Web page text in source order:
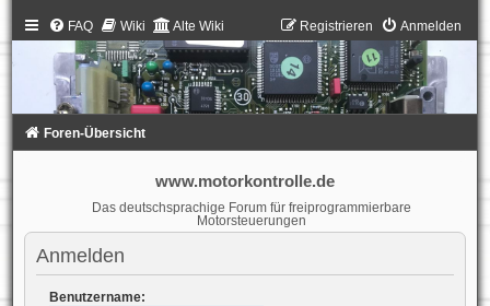
FAQ Wiki Alte Wiki Anmelden
Registrieren
Foren-Übersicht
www.motorkontrolle.de
Das deutschsprachige Forum für freiprogrammierbare
Motorsteuerungen
Anmelden
Benutzername: